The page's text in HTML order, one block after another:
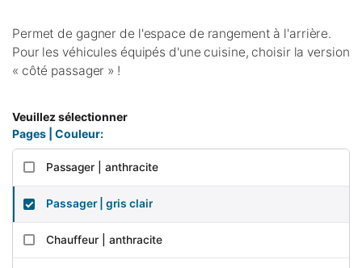
Permet de gagner de l'espace de rangement à l'arrière.
Pour les véhicules équipés d'une cuisine, choisir la version
« côté passager » !
Veuillez sélectionner
Pages | Couleur:
Passager | anthracite
Passager | gris clair
Chauffeur | anthracite